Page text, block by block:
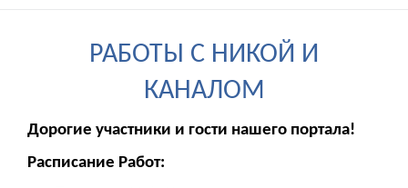
РАБОТЫ С НИКОЙ И
КАНАЛОМ
Дорогие участники и гости нашего портала!
Расписание Работ: